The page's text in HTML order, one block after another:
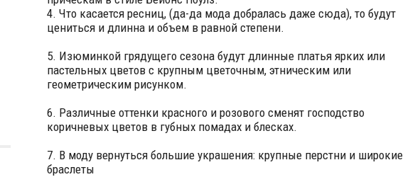
4. Что касается ресниц, (да-да мода добралась даже сюда), то будут
цениться и длинна и объем в равной степени.
5. Изюминкой грядущего сезона будут длинные платья ярких или
пастельных цветов с крупным цветочным, этническим или
геометрическим рисунком.
6. Различные оттенки красного и розового сменят господство
коричневых цветов в губных помадах и блесках.
7. В моду вернуться большие украшения: крупные перстни и широкие
браслеты